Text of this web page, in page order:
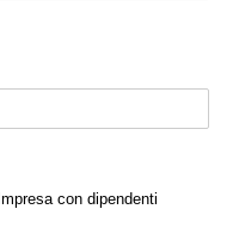
Impresa con dipendenti